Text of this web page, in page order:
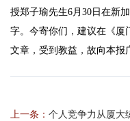
授郑子瑜先生6月30日在新
字。今寄你们，建议在《厦
文章，受到教益，故向本报
上一条： 个人竞争力从厦大